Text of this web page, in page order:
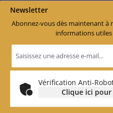
Newsletter
Abonnez-vous dès maintenant
informations
Adresse
e-
*
Vérification Anti-
Clique ici